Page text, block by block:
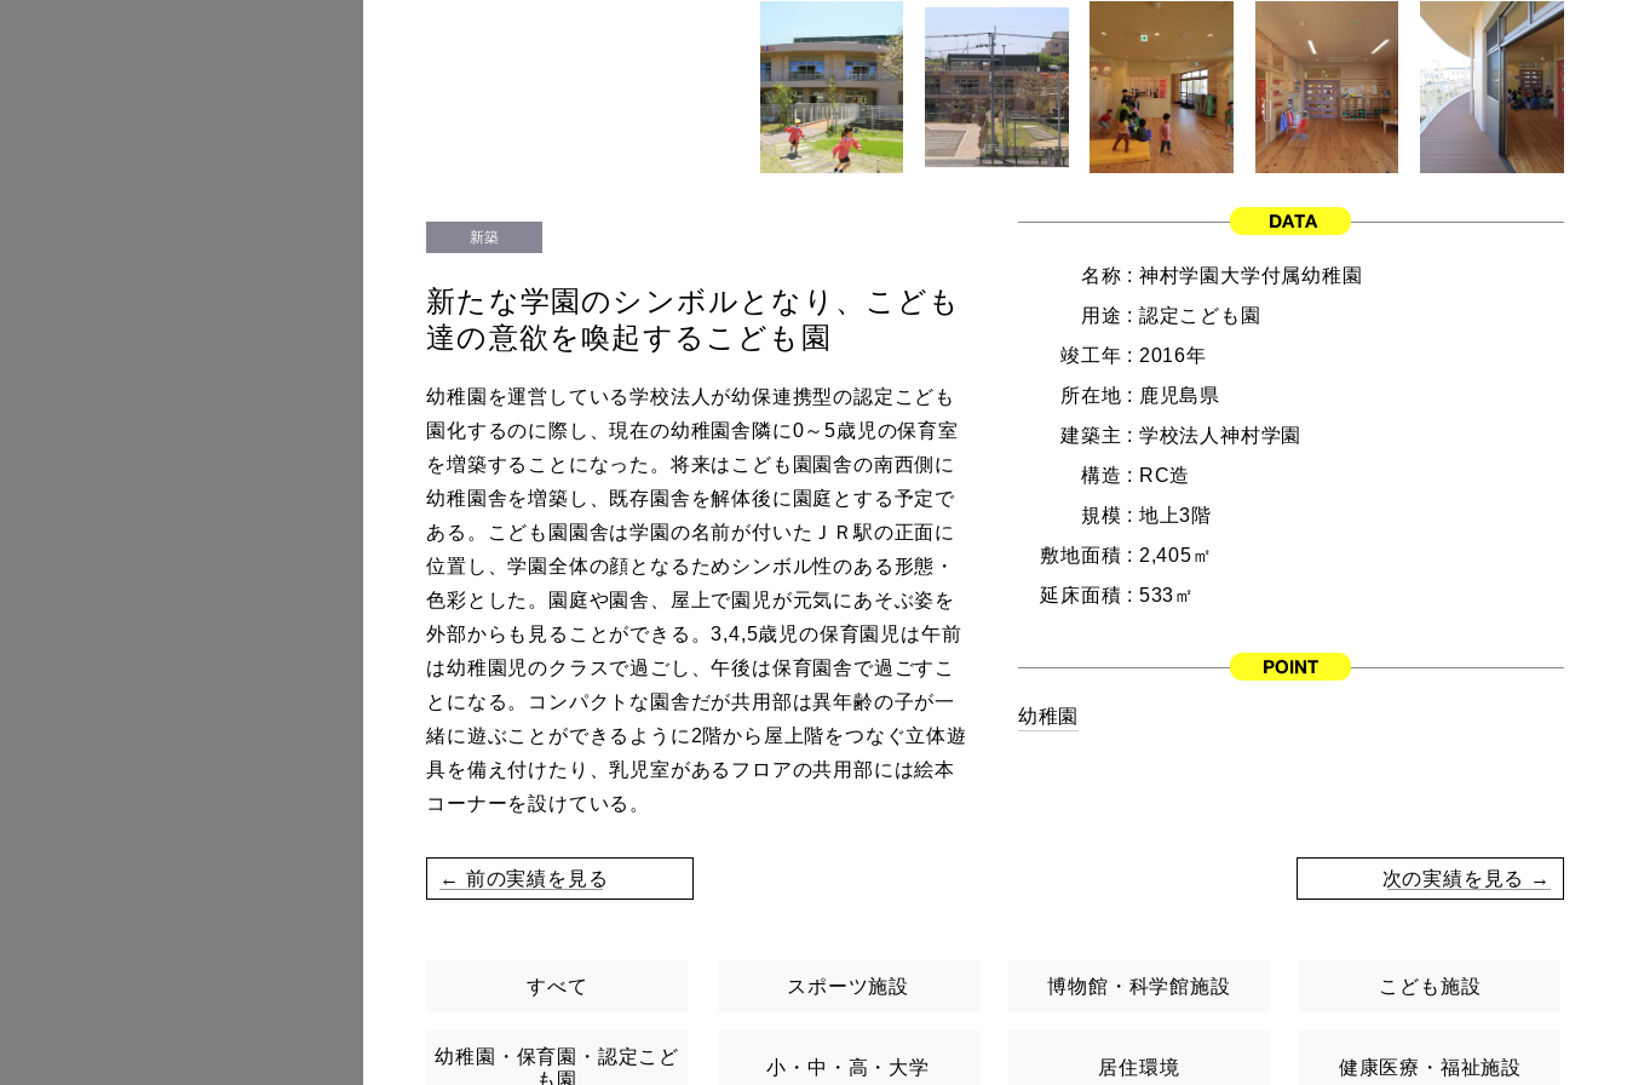
新築
新たな学園のシンボルとなり、こども
達の意欲を喚起するこども園
幼稚園を運営している学校法人が幼保連携型の認定こども
園化するのに際し、現在の幼稚園舎隣に0～5歳児の保育室
を増築することになった。将来はこども園園舎の南西側に
幼稚園舎を増築し、既存園舎を解体後に園庭とする予定で
ある。こども園園舎は学園の名前が付いたＪＲ駅の正面に
位置し、学園全体の顔となるためシンボル性のある形態・
色彩とした。園庭や園舎、屋上で園児が元気にあそぶ姿を
外部からも見ることができる。3,4,5歳児の保育園児は午前
は幼稚園児のクラスで過ごし、午後は保育園舎で過ごすこ
とになる。コンパクトな園舎だが共用部は異年齢の子が一
緒に遊ぶことができるように2階から屋上階をつなぐ立体遊
具を備え付けたり、乳児室があるフロアの共用部には絵本
コーナーを設けている。
名称 : 神村学園大学付属幼稚園
用途 : 認定こども園
竣工年 : 2016年
所在地 : 鹿児島県
建築主 : 学校法人神村学園
構造 : RC造
規模 : 地上3階
敷地面積 : 2,405㎡
延床面積 : 533㎡
幼稚園
← 前の実績を見る 次の実績を見る →
すべて スポーツ施設 博物館・科学館施設 こども施設
幼稚園・保育園・認定こど
も園
小・中・高・大学 居住環境 健康医療・福祉施設